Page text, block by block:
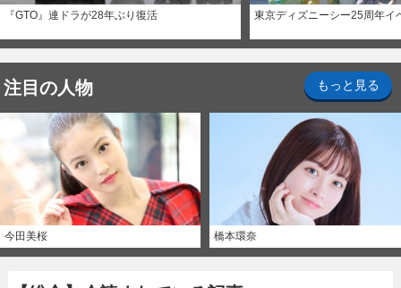
『GTO』連ドラが28年ぶり復活 東京ディズニーシー25周年イ
注目の人物 もっと見る
今田美桜 橋本環奈